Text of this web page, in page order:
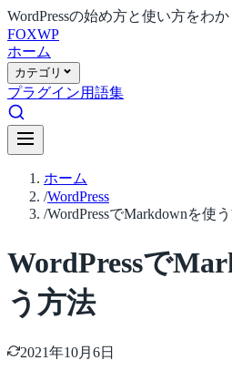
WordPressの始め方と使い方をわ
FOXWP
ホーム
カテゴリ
プラグイン用語集
ホーム
/WordPress
/WordPressでMarkdownを使
WordPressで
う方法
2021年10月6日